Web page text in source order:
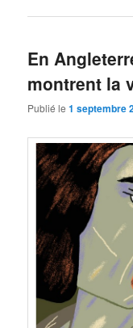
En
montrent la
Publié le1 septembre